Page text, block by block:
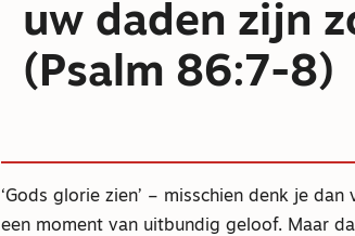
uw daden zijn
(Psalm 86:7-8)
‘Gods glorie zien’ – misschien denk je
een moment van uitbundig geloof. Maar